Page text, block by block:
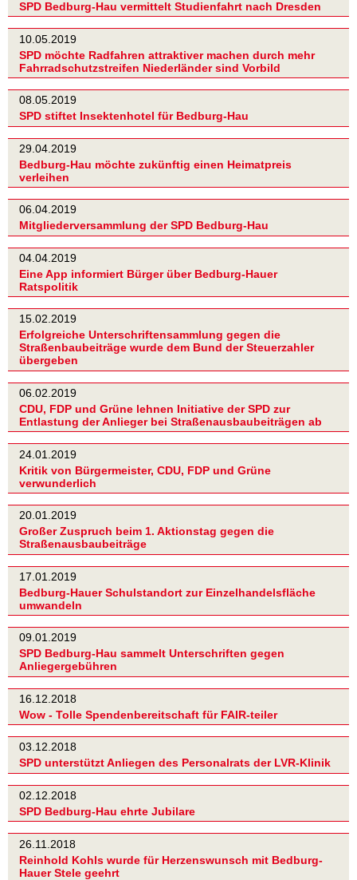
SPD Bedburg-Hau vermittelt Studienfahrt nach Dresden
10.05.2019
SPD möchte Radfahren attraktiver machen durch mehr
Fahrradschutzstreifen Niederländer sind Vorbild
08.05.2019
SPD stiftet Insektenhotel für Bedburg-Hau
29.04.2019
Bedburg-Hau möchte zukünftig einen Heimatpreis
verleihen
06.04.2019
Mitgliederversammlung der SPD Bedburg-Hau
04.04.2019
Eine App informiert Bürger über Bedburg-Hauer
Ratspolitik
15.02.2019
Erfolgreiche Unterschriftensammlung gegen die
Straßenbaubeiträge wurde dem Bund der Steuerzahler
übergeben
06.02.2019
CDU, FDP und Grüne lehnen Initiative der SPD zur
Entlastung der Anlieger bei Straßenausbaubeiträgen ab
24.01.2019
Kritik von Bürgermeister, CDU, FDP und Grüne
verwunderlich
20.01.2019
Großer Zuspruch beim 1. Aktionstag gegen die
Straßenausbaubeiträge
17.01.2019
Bedburg-Hauer Schulstandort zur Einzelhandelsfläche
umwandeln
09.01.2019
SPD Bedburg-Hau sammelt Unterschriften gegen
Anliegergebühren
16.12.2018
Wow - Tolle Spendenbereitschaft für FAIR-teiler
03.12.2018
SPD unterstützt Anliegen des Personalrats der LVR-Klinik
02.12.2018
SPD Bedburg-Hau ehrte Jubilare
26.11.2018
Reinhold Kohls wurde für Herzenswunsch mit Bedburg-
Hauer Stele geehrt